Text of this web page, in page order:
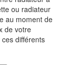
ou radiateur
au moment de
de votre
différents